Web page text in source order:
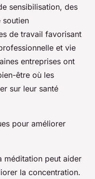
sensibilisation, des
soutien
de travail favorisant
et vie
entreprises ont
être où les
sur leur santé
pour améliorer
méditation peut aider
la concentration.